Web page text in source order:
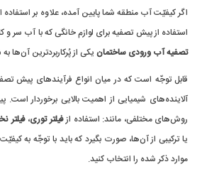
اگر کیفیّت آب منطقه شما پایین آمده، علاوه بر استفاده
استفاده از پیش تصفیه‌ برای لوازم خانگی که با آب سر و
تصفیه آب ورودی ساختمان یکی از پُرکاربردترین آن‌ها
قابل توجّه است که در میان انواع فرآیندهای پیش
آلاینده‌های شیمیایی از اهمیت بالایی برخوردار
روش‌های مختلفی، مانند: استفاده ازفیلتر توری،فیلتر
یا ترکیبی از آن‌ها، صورت بگیرد که باید با توجّه به
موارد ذکر شده را انتخاب کنید.